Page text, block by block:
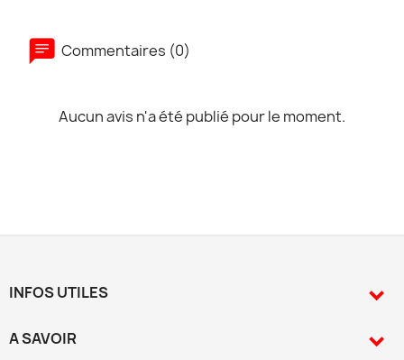
Commentaires (0)
Aucun avis n'a été publié pour le moment.
INFOS UTILES 
A SAVOIR 